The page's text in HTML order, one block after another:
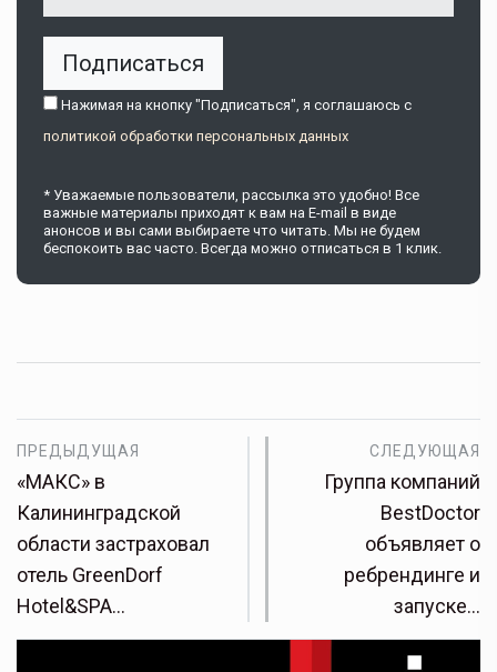
Подписаться
Нажимая на кнопку "Подписаться", я соглашаюсь c
политикой обработки персональных данных
* Уважаемые пользователи, рассылка это удобно! Все
важные материалы приходят к вам на E-mail в виде
анонсов и вы сами выбираете что читать. Мы не будем
беспокоить вас часто. Всегда можно отписаться в 1 клик.
ПРЕДЫДУЩАЯ
«МАКС» в
Калининградской
области застраховал
отель GreenDorf
Hotel&SPA…
СЛЕДУЮЩАЯ
Группа компаний
BestDoctor
объявляет о
ребрендинге и
запуске…